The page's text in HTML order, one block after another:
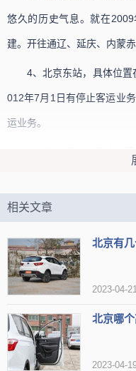
悠久的历史气息。就在
建。开往通辽、延庆、内蒙
4、北京东站，具体位
012年7月1日有停止客运业
运业务。
5、北京西站，具体位
具有现代化气息的客运站点
相关文章
北京有
2023-04-
北京哪
2023-04-